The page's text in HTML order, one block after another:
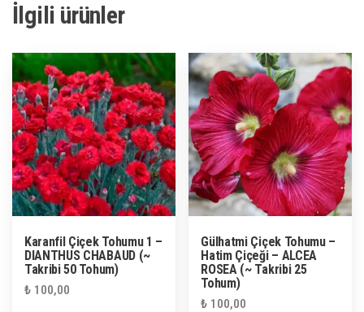
İlgili ürünler
Karanfil Çiçek Tohumu 1 –
DIANTHUS CHABAUD (~
Takribi 50 Tohum)
₺ 100,00
Gülhatmi Çiçek Tohumu –
Hatim Çiçeği – ALCEA
ROSEA (~ Takribi 25
Tohum)
₺ 100,00